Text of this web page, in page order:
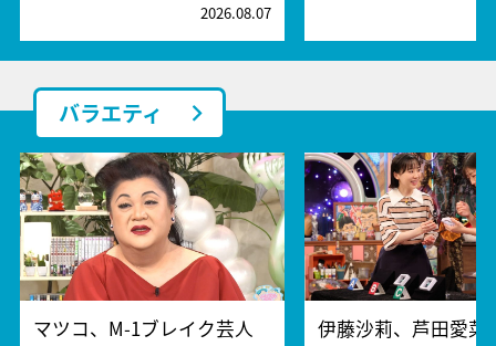
2026.08.07
バラエティ
マツコ、M-1ブレイク芸人
伊藤沙莉、芦田愛菜